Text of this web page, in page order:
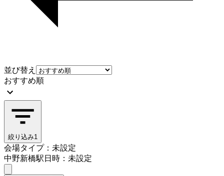
並び替え
おすすめ順
絞り込み1
会場タイプ：未設定
中野新橋駅日時：未設定